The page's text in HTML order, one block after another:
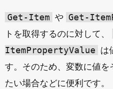
Get-Item や Get-
トを取得するのに対して、
ItemPropertyValue は
す。そのため、変数に値を
たい場合などに便利です。